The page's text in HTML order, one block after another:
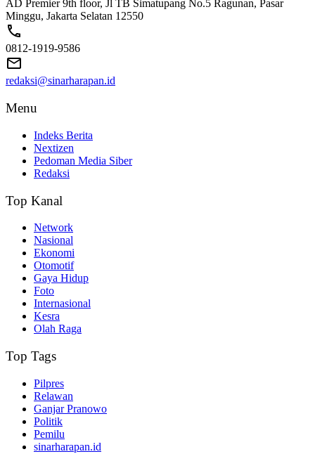
AD Premier 9th floor, Jl TB Simatupang No.5 Ragunan, Pasar
Minggu, Jakarta Selatan 12550
0812-1919-9586
redaksi@sinarharapan.id
Menu
Indeks Berita
Nextizen
Pedoman Media Siber
Redaksi
Top Kanal
Network
Nasional
Ekonomi
Otomotif
Gaya Hidup
Foto
Internasional
Kesra
Olah Raga
Top Tags
Pilpres
Relawan
Ganjar Pranowo
Politik
Pemilu
sinarharapan.id